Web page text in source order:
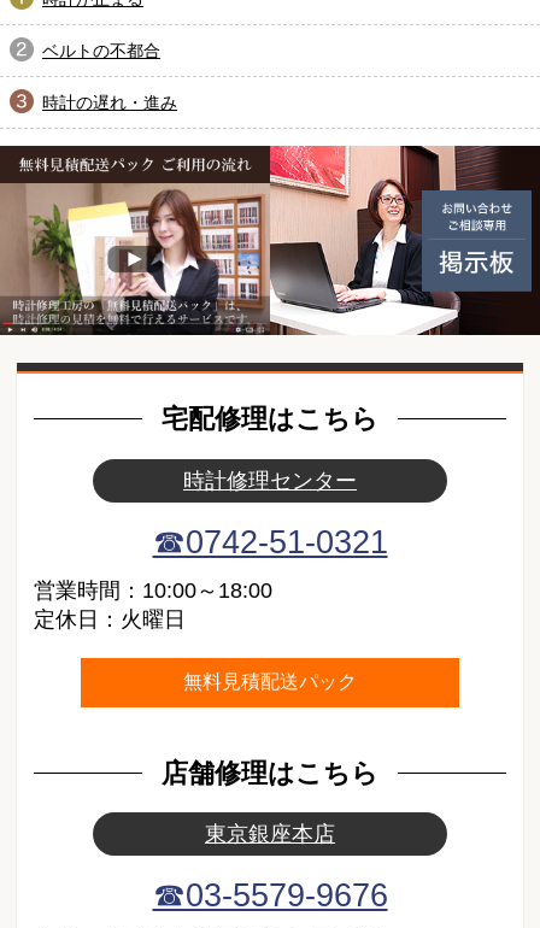
ベルトの不都合
時計の遅れ・進み
無料見積配送パック ご利用の
宅配修理はこちら
時計修理センター
☎0742-51-0321
営業時間：10:00～18:00
定休日：火曜日
無料見積配送パック
店舗修理はこちら
東京銀座本店
☎03-5579-9676